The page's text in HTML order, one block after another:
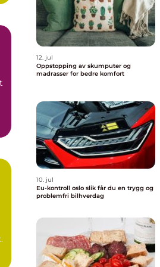
12. jul
Oppstopping av skumputer og
madrasser for bedre komfort
10. jul
Eu-kontroll oslo slik får du en trygg og
problemfri bilhverdag